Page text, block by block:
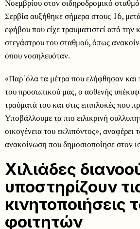
Νοεμβρίου στον σιδηροδρομικό
Σερβία αυξήθηκε σήμερα στους 16,
εφήβου που είχε τραυματιστεί από την
στεγάστρου του σταθμού, όπως
όπου νοσηλευόταν.
«Παρ΄όλα τα μέτρα που ελήφθησαν και
του προσωπικού μας, ο ασθενής
τραύματά του και στις επιπλοκές που
Υποβάλλουμε τα πιο ειλικρινή
οικογένεια του εκλιπόντος», αναφέρει
ανακοίνωση που δημοσιοποίησε στον
Χιλιάδες
υποστηρίζουν
κινητοποιήσεις
φοιτητών